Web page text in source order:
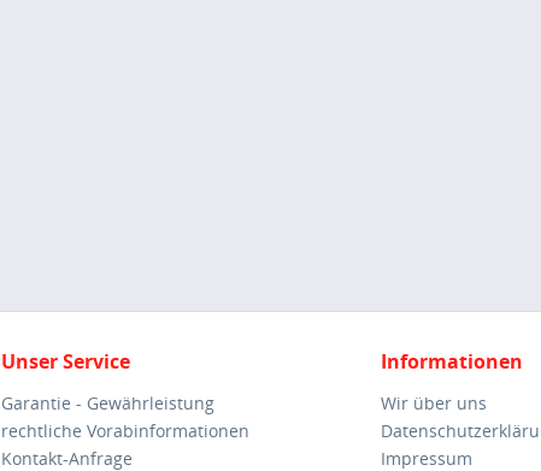
Unser Service
Garantie - Gewährleistung
rechtliche Vorabinformationen
Kontakt-Anfrage
Informationen
Wir über uns
Impressum